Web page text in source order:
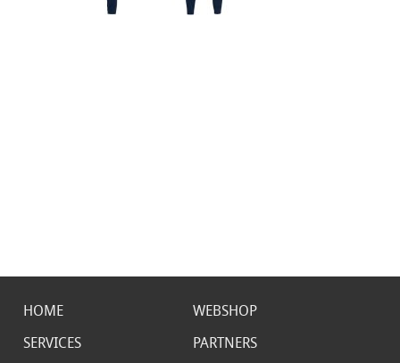
HOME
WEBSHOP
SERVICES
PARTNERS